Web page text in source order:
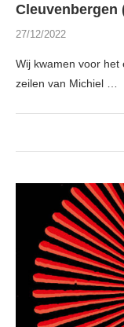
Cleuvenbergen
27/12/2022
Wij kwamen voor het
zeilen van Michiel …